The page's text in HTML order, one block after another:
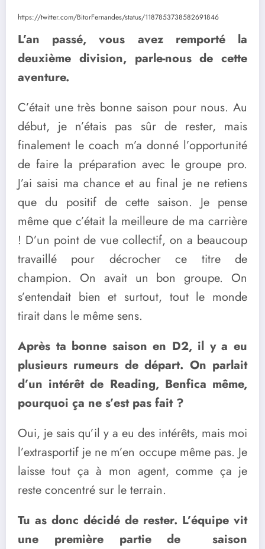
https://twitter.com/BitorFernandes/status/1187853738582691846
L’an passé, vous avez remporté la
deuxième division, parle-nous de cette
aventure.
C’était une très bonne saison pour nous. Au
début, je n’étais pas sûr de rester, mais
finalement le coach m’a donné l’opportunité
de faire la préparation avec le groupe pro.
J’ai saisi ma chance et au final je ne retiens
que du positif de cette saison. Je pense
même que c’était la meilleure de ma carrière
! D’un point de vue collectif, on a beaucoup
travaillé pour décrocher ce titre de
champion. On avait un bon groupe. On
s’entendait bien et surtout, tout le monde
tirait dans le même sens.
Après ta bonne saison en D2, il y a eu
plusieurs rumeurs de départ. On parlait
d’un intérêt de Reading, Benfica même,
pourquoi ça ne s’est pas fait ?
Oui, je sais qu’il y a eu des intérêts, mais moi
l’extrasportif je ne m’en occupe même pas. Je
laisse tout ça à mon agent, comme ça je
reste concentré sur le terrain.
Tu as donc décidé de rester. L’équipe vit
une première partie de saison